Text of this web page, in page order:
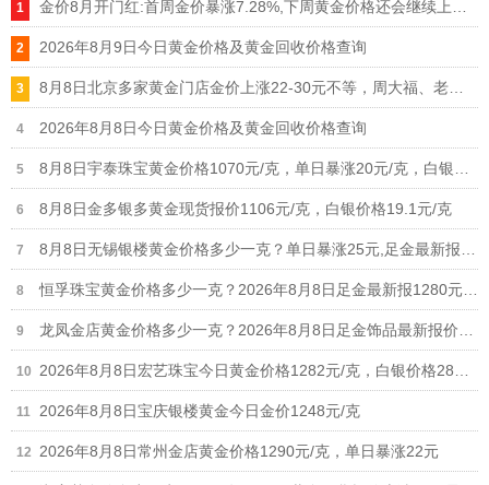
2026年8月9日今日黄金价格及黄金回收价格查询
2026年8月8日今日黄金价格及黄金回收价格查询
8月8日金多银多黄金现货报价1106元/克，白银价格19.1元/克
2026年8月8日宝庆银楼黄金今日金价1248元/克
2026年8月8日常州金店黄金价格1290元/克，单日暴涨22元